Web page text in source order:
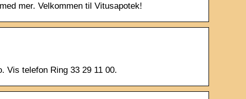
mer. Velkommen til Vitusapotek!
Vis telefon Ring 33 29 11 00.